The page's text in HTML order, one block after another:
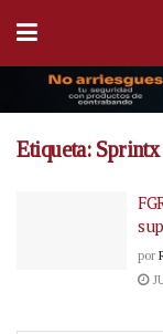
Etiqueta: Sprintx
por